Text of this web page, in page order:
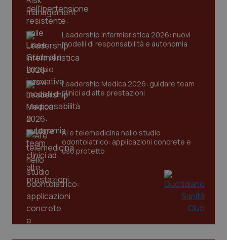
Leadership Infermieristica 2026: nuovi
modelli di responsabilità e autonomia
Leadership Medica 2026: guidare team
clinici ad alte prestazioni
AI e telemedicina nello studio
odontoiatrico: applicazioni concrete e
uso protetto
CookieScriptConsent
CookieScript
www.quotidianosanita.it
tracking-enable